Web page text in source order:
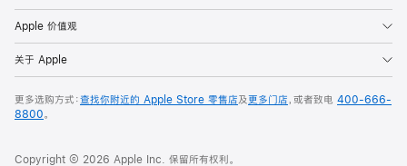
Apple 价值观
关于 Apple
更多选购方式：查找你附近的 Apple Store 零售店及更多门店，或者致电 400-666-
8800。
Copyright © 2026 Apple Inc. 保留所有权利。